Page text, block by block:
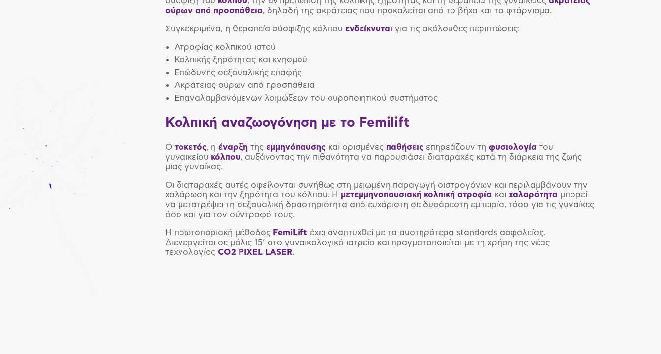
ούρων από προσπάθεια, δηλαδή της ακράτειας που προκαλείται από το βήχα και το φτάρνισμα.
Συγκεκριμένα, η θεραπεία σύσφιξης κόλπου ενδείκνυται για τις ακόλουθες περιπτώσεις:
Ατροφίας κολπικού ιστού
Κολπικής ξηρότητας και κνησμού
Επώδυνης σεξουαλικής επαφής
Ακράτειας ούρων από προσπάθεια
Επαναλαμβανόμενων λοιμώξεων του ουροποιητικού συστήματος
Κολπική αναζωογόνηση με το Femilift
Ο τοκετός, η έναρξη της εμμηνόπαυσης και ορισμένες παθήσεις επηρεάζουν τη φυσιολογία του
γυναικείου κόλπου, αυξάνοντας την πιθανότητα να παρουσιάσει διαταραχές κατά τη διάρκεια της ζωής
μιας γυναίκας.
Οι διαταραχές αυτές οφείλονται συνήθως στη μειωμένη παραγωγή οιστρογόνων και περιλαμβάνουν την
χαλάρωση και την ξηρότητα του κόλπου. Η μετεμμηνοπαυσιακή κολπική ατροφία και χαλαρότητα μπορεί
να μετατρέψει τη σεξουαλική δραστηριότητα από ευχάριστη σε δυσάρεστη εμπειρία, τόσο για τις γυναίκες
όσο και για τον σύντροφό τους.
Η πρωτοποριακή μέθοδος FemiLift έχει αναπτυχθεί με τα αυστηρότερα standards ασφαλείας.
Διενεργείται σε μόλις 15’ στο γυναικολογικό ιατρείο και πραγματοποιείται με τη χρήση της νέας
τεχνολογίας CO2 PIXEL LASER.